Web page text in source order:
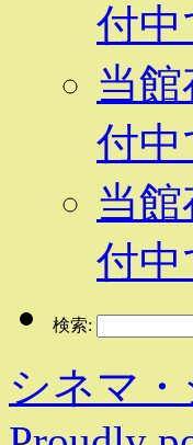
付中
当
付中
当
付中
検索:
シネマ